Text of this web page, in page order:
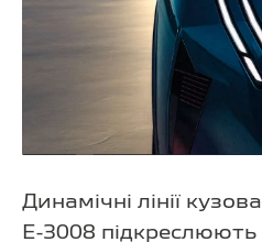
Динамічні лінії
E-3008 підкреслюють